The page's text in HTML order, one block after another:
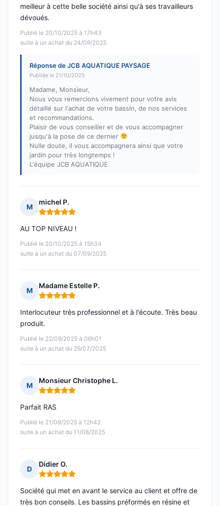
Publié le 20/10/2025 à 17h43
suite à un achat du 24/09/2025
meilleur à cette belle société ainsi qu'à ses travailleurs
dévoués.
Réponse de JCB AQUATIQUE PAYSAGE
Publiée le 21/10/2025
Madame, Monsieur,
Nous vous remercions vivement pour votre avis
détaillé sur l'achat de votre bassin, de nos services
et recommandations.
Plaisir de vous conseiller et de vous accompagner
jusqu'à la pose de ce dernier
Nulle doute, il vous accompagnera ainsi que votre
jardin pour très longtemps !
L'équipe JCB AQUATIQUE
M
michel P.
Note : 5 sur 5
Publié le 20/10/2025 à 15h34
suite à un achat du 07/09/2025
AU TOP NIVEAU !
M
Madame Estelle P.
Note : 5 sur 5
Publié le 22/09/2025 à 06h01
suite à un achat du 29/07/2025
Interlocuteur très professionnel et à l'écoute. Très beau
produit.
M
Monsieur Christophe L.
Note : 5 sur 5
Publié le 21/09/2025 à 12h42
suite à un achat du 11/08/2025
Parfait RAS
D
Didier O.
Note : 5 sur 5
Société qui met en avant le service au client et offre de
très bon conseils. Les bassins préformés en résine et